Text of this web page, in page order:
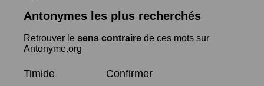
Antonymes les plus recherchés
Retrouver le sens contraire de ces mots sur
Antonyme.org
Timide
Confirmer